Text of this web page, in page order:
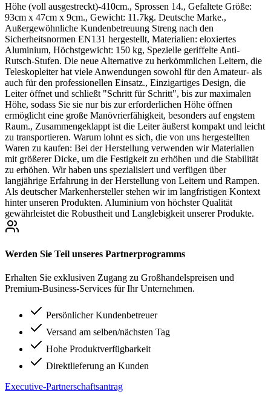
Höhe (voll ausgestreckt)-410cm., Sprossen 14., Gefaltete Größe:
93cm x 47cm x 9cm., Gewicht: 11.7kg. Deutsche Marke.,
Außergewöhnliche Kundenbetreuung Streng nach den
Sicherheitsnormen EN131 hergestellt, Materialien: eloxiertes
Aluminium, Höchstgewicht: 150 kg, Spezielle geriffelte Anti-
Rutsch-Stufen. Die neue Alternative zu herkömmlichen Leitern, die
Teleskopleiter hat viele Anwendungen sowohl für den Amateur- als
auch für den professionellen Einsatz., Einzigartiges Design, die
Leiter öffnet und schließt "Schritt für Schritt", bis zur maximalen
Höhe, sodass Sie sie nur bis zur erforderlichen Höhe öffnen
ermöglicht eine große Manövrierfähigkeit, besonders auf engstem
Raum., Zusammengeklappt ist die Leiter äußerst kompakt und leicht
zu transportieren. Warum lohnt es sich, die von uns hergestellten
Waren zu kaufen: Bei der Herstellung verwenden wir Materialien
mit größerer Dicke, um die Festigkeit zu erhöhen und die Stabilität
zu erhöhen. Wir haben uns spezialisiert und verfügen über
langjährige Erfahrung in der Herstellung von Leitern und Rampen.
Als deutscher Markenhersteller stehen wir im langfristigen Kontext
hinter unseren Produkten. Aluminium von höchster Qualität
gewährleistet die Robustheit und Langlebigkeit unserer Produkte.
Werden Sie Teil unseres Partnerprogramms
Erhalten Sie exklusiven Zugang zu Großhandelspreisen und
Premium-Business-Services für Ihr Unternehmen.
Persönlicher Kundenbetreuer
Versand am selben/nächsten Tag
Hohe Produktverfügbarkeit
Direktlieferung an Kunden
Executive-Partnerschaftsantrag